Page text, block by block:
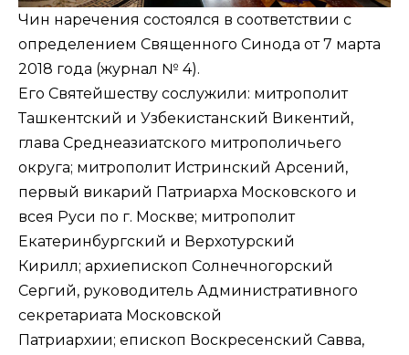
Чин наречения состоялся в соответствии с
определением Священного Синода от 7 марта
2018 года (журнал № 4).
Его Святейшеству сослужили: митрополит
Ташкентский и Узбекистанский Викентий,
глава Среднеазиатского митрополичьего
округа; митрополит Истринский Арсений,
первый викарий Патриарха Московского и
всея Руси по г. Москве; митрополит
Екатеринбургский и Верхотурский
Кирилл; архиепископ Солнечногорский
Сергий, руководитель Административного
секретариата Московской
Патриархии; епископ Воскресенский Савва,